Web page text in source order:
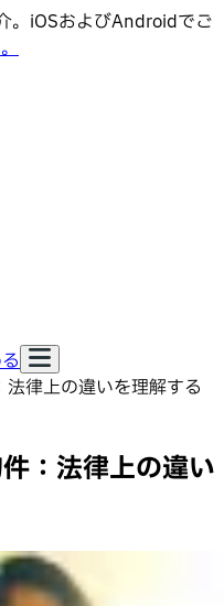
。iOSおよびAndroidでご
律上の違いを理解する
：法律上の違い